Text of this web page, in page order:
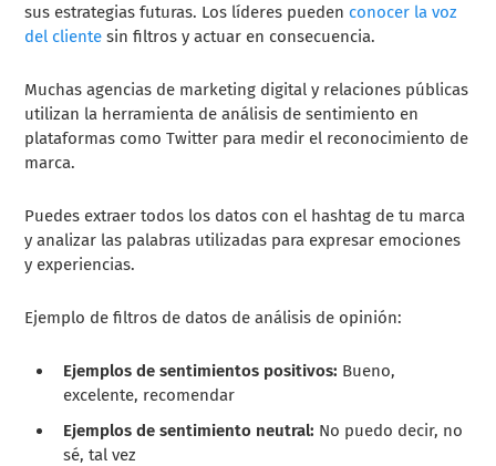
sus estrategias futuras. Los líderes pueden conocer la voz
del cliente sin filtros y actuar en consecuencia.
Muchas agencias de marketing digital y relaciones públicas
utilizan la herramienta de análisis de sentimiento en
plataformas como Twitter para medir el reconocimiento de
marca.
Puedes extraer todos los datos con el hashtag de tu marca
y analizar las palabras utilizadas para expresar emociones
y experiencias.
Ejemplo de filtros de datos de análisis de opinión:
Ejemplos de sentimientos positivos: Bueno,
excelente, recomendar
Ejemplos de sentimiento neutral: No puedo decir, no
sé, tal vez